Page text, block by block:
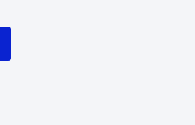
Gune publikoa, hondakinak eta ingurumena